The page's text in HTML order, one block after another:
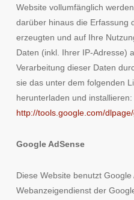
Website vollumfänglich
darüber hinaus die Erfassung
erzeugten und auf Ihre
Daten (inkl. Ihrer IP-Adresse)
Verarbeitung dieser Daten
sie das unter dem folgenden
herunterladen und installieren:
http://tools.google.com/
Google AdSense
Diese Website benutzt Google
Webanzeigendienst der